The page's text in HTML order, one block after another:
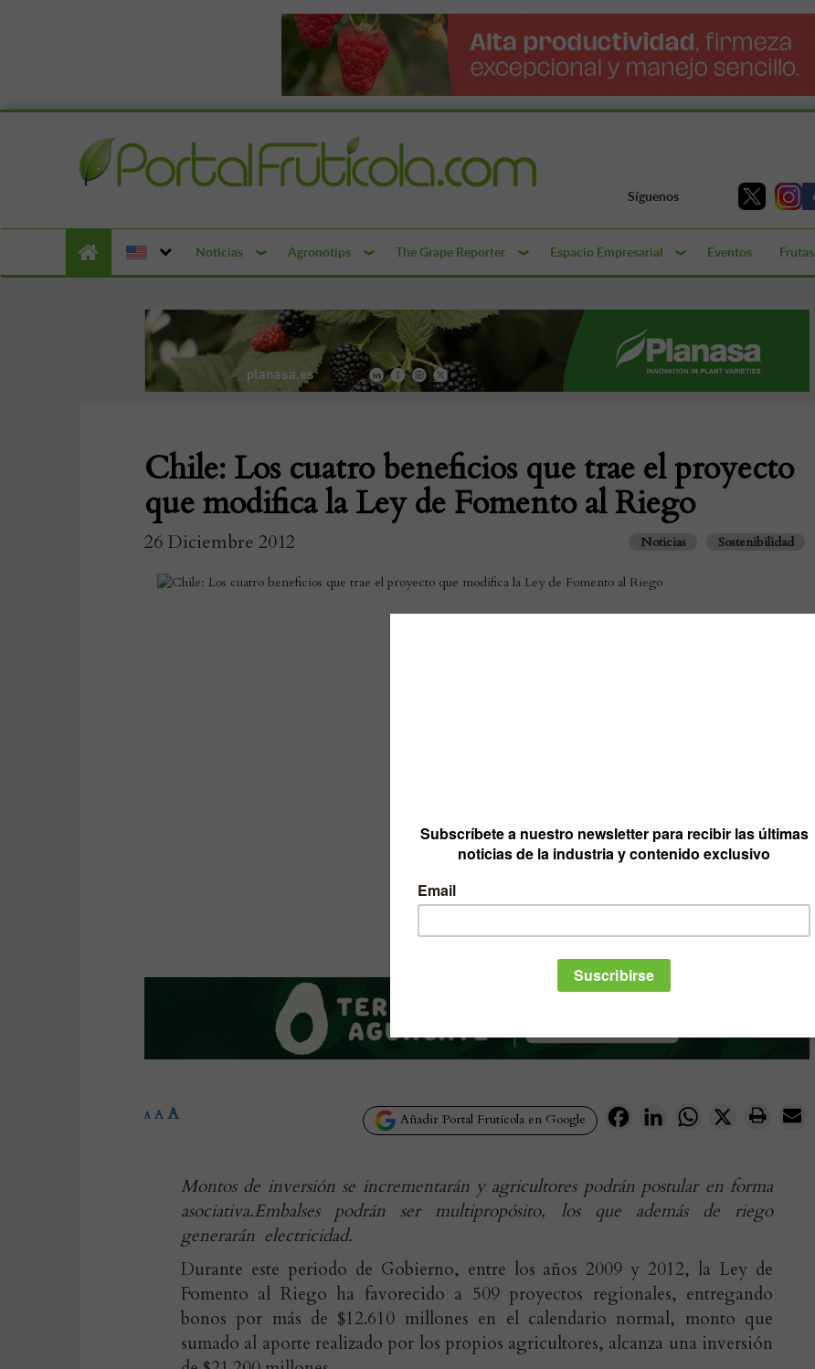
Síguenos
Noticias Agronotips The Grape Reporter Espacio Empresarial Eventos Frutas
Chile: Los cuatro beneficios que trae el proyecto
que modifica la Ley de Fomento al Riego
26 Diciembre 2012 Noticias Sostenibilidad
Añadir Portal Frutícola en Google FacebookLinkedInWhatsApp
X
A A A
Montos de inversión se incrementarán y agricultores podrán postular en forma
asociativa.Embalses podrán ser multipropósito, los que además de riego
generarán electricidad.
Durante este periodo de Gobierno, entre los años 2009 y 2012, la Ley de
Fomento al Riego ha favorecido a 509 proyectos regionales, entregando
bonos por más de $12.610 millones en el calendario normal, monto que
sumado al aporte realizado por los propios agricultores, alcanza una inversión